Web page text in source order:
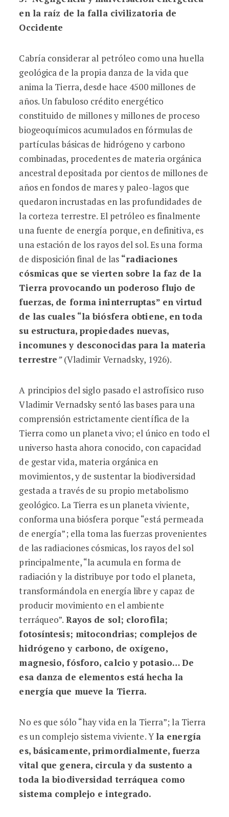
en la raíz de la falla civilizatoria de
Occidente
Cabría considerar al petróleo como una huella
geológica de la propia danza de la vida que
anima la Tierra, desde hace 4500 millones de
años. Un fabuloso crédito energético
constituido de millones y millones de proceso
biogeoquímicos acumulados en fórmulas de
partículas básicas de hidrógeno y carbono
combinadas, procedentes de materia orgánica
ancestral depositada por cientos de millones de
años en fondos de mares y paleo-lagos que
quedaron incrustadas en las profundidades de
la corteza terrestre. El petróleo es finalmente
una fuente de energía porque, en definitiva, es
una estación de los rayos del sol. Es una forma
de disposición final de las “radiaciones
cósmicas que se vierten sobre la faz de la
Tierra provocando un poderoso flujo de
fuerzas, de forma ininterruptas” en virtud
de las cuales “la biósfera obtiene, en toda
su estructura, propiedades nuevas,
incomunes y desconocidas para la materia
terrestre”(Vladimir Vernadsky, 1926).
A principios del siglo pasado el astrofísico ruso
Vladimir Vernadsky sentó las bases para una
comprensión estrictamente científica de la
Tierra como un planeta vivo; el único en todo el
universo hasta ahora conocido, con capacidad
de gestar vida, materia orgánica en
movimientos, y de sustentar la biodiversidad
gestada a través de su propio metabolismo
geológico. La Tierra es un planeta viviente,
conforma una biósfera porque “está permeada
de energía”; ella toma las fuerzas provenientes
de las radiaciones cósmicas, los rayos del sol
principalmente, “la acumula en forma de
radiación y la distribuye por todo el planeta,
transformándola en energía libre y capaz de
producir movimiento en el ambiente
terráqueo”. Rayos de sol; clorofila;
fotosíntesis; mitocondrias; complejos de
hidrógeno y carbono, de oxígeno,
magnesio, fósforo, calcio y potasio… De
esa danza de elementos está hecha la
energía que mueve la Tierra.
No es que sólo “hay vida en la Tierra”; la Tierra
es un complejo sistema viviente. Yla energía
es, básicamente, primordialmente, fuerza
vital que genera, circula y da sustento a
toda la biodiversidad terráquea como
sistema complejo e integrado.